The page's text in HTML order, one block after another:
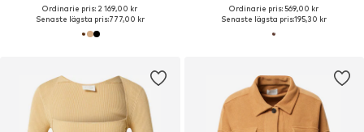
Ordinarie pris: 2 169,00 kr
Senaste lägsta pris:777,00 kr
Ordinarie pris: 569,00 kr
Senaste lägsta pris:195,30 kr